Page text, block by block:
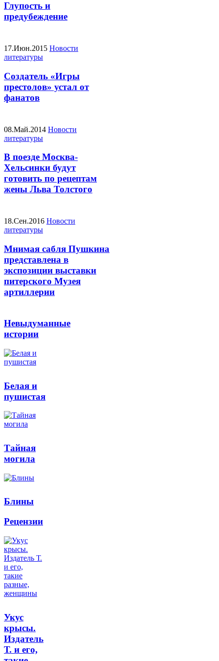
Глупость и
предубеждение
17.Июн.2015 Новости
литературы
Создатель «Игры
престолов» устал от
фанатов
08.Май.2014 Новости
литературы
В поезде Москва-
Хельсинки будут
готовить по рецептам
жены Льва Толстого
18.Сен.2016 Новости
литературы
Мнимая сабля Пушкина
представлена в
экспозиции выставки
питерского Музея
артиллерии
Невыдуманные
истории
Белая и
пушистая
Тайная
могила
Блины
Рецензии
Укус
крысы.
Издатель
Т. и его,